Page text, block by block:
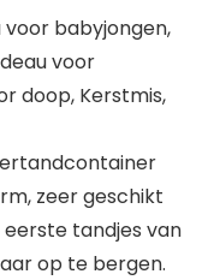
voor babyjongen,
voor
doop, Kerstmis,
zeer geschikt
tandjes van
op te bergen.